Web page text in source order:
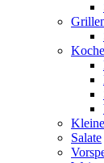
Salate